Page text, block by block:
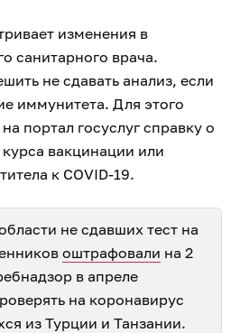
изменения в
санитарного врача.
не сдавать анализ, если
иммунитета. Для этого
портал госуслуг справку о
вакцинации или
к COVID-19.
не сдавших тест на
оштрафовали на 2
в апреле
на коронавирус
из Турции и Танзании.